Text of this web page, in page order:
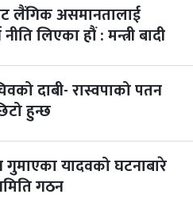
लैंगिक असमानतालाई
नीति लिएका हौं : मन्त्री बादी
दाबी- रास्वपाको पतन
हुन्छ
गुमाएका यादवको घटनाबारे
गठन